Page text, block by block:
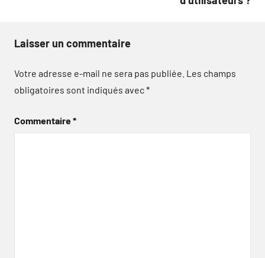
Laisser un commentaire
Votre adresse e-mail ne sera pas publiée. Les champs
obligatoires sont indiqués avec*
Commentaire*